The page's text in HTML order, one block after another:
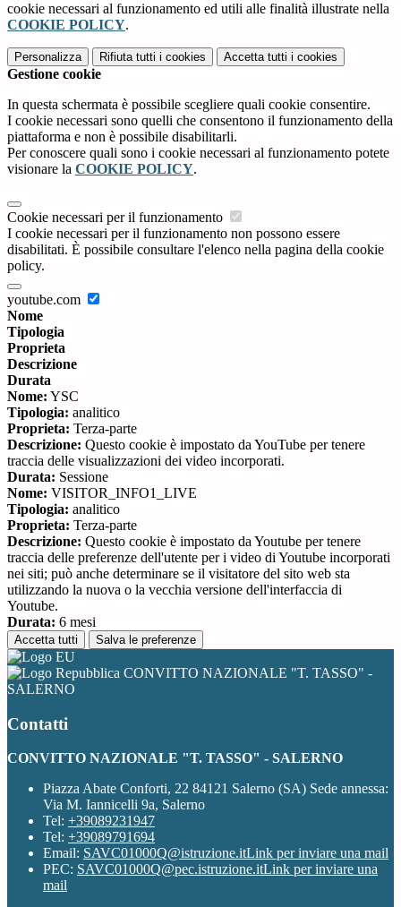
cookie necessari al funzionamento ed utili alle finalità illustrate nella
COOKIE POLICY.
Personalizza Rifiuta tutti i cookies Accetta tutti i cookies
Gestione cookie
In questa schermata è possibile scegliere quali cookie consentire.
I cookie necessari sono quelli che consentono il funzionamento della
piattaforma e non è possibile disabilitarli.
Per conoscere quali sono i cookie necessari al funzionamento potete
visionare la COOKIE POLICY.
Cookie necessari per il funzionamento
I cookie necessari per il funzionamento non possono essere
disabilitati. È possibile consultare l'elenco nella pagina della cookie
policy.
youtube.com
Nome
Tipologia
Proprieta
Descrizione
Durata
Nome: YSC
Tipologia: analitico
Proprieta: Terza-parte
Descrizione: Questo cookie è impostato da YouTube per tenere
traccia delle visualizzazioni dei video incorporati.
Durata: Sessione
Nome: VISITOR_INFO1_LIVE
Tipologia: analitico
Proprieta: Terza-parte
Descrizione: Questo cookie è impostato da Youtube per tenere
traccia delle preferenze dell'utente per i video di Youtube incorporati
nei siti; può anche determinare se il visitatore del sito web sta
utilizzando la nuova o la vecchia versione dell'interfaccia di
Youtube.
Durata: 6 mesi
Accetta tutti Salva le preferenze
CONVITTO NAZIONALE "T. TASSO" -
SALERNO
Contatti
CONVITTO NAZIONALE "T. TASSO" - SALERNO
Piazza Abate Conforti, 22 84121 Salerno (SA) Sede annessa:
Via M. Iannicelli 9a, Salerno
Tel: +39089231947
Tel: +39089791694
Email: SAVC01000Q@istruzione.itLink per inviare una mail
PEC: SAVC01000Q@pec.istruzione.itLink per inviare una
mail